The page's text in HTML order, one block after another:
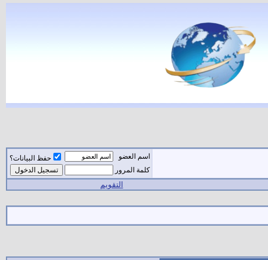
اسم العضو
حفظ البيانات؟
كلمة المرور
التقويم